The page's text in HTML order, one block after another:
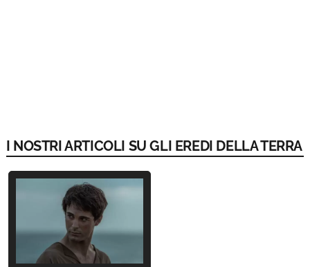
I NOSTRI ARTICOLI SU GLI EREDI DELLA TERRA